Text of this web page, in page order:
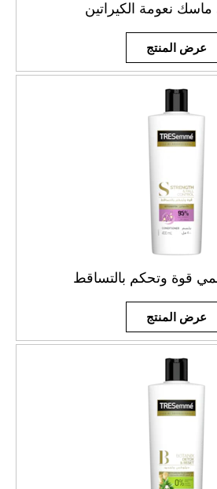
نعومة الكيراتين
عرض المنتج
قوة وتحكم بالتساقط
عرض المنتج